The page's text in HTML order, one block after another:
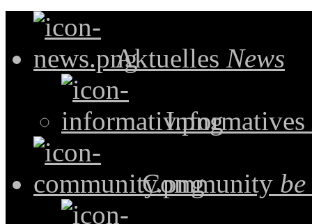
Aktuelles News
Informatives
Community